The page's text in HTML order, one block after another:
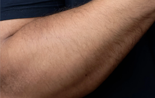
Avaliações